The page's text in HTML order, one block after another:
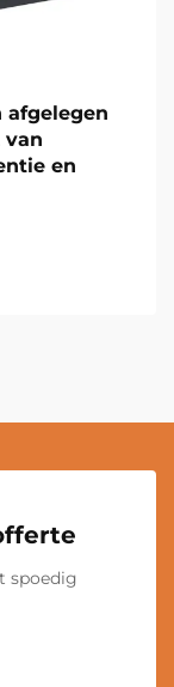
afgelegen
van
en
spoedig